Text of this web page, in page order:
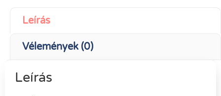
Leírás
Vélemények (0)
Leírás